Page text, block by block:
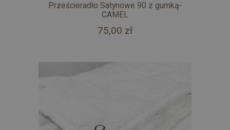
Prześcieradło Satynowe 90 z gumką-
CAMEL
75,00 zł